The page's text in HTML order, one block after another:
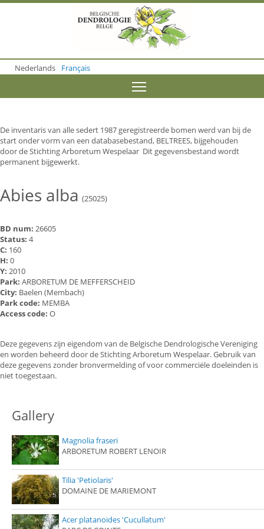
o
m
o
n
t
e
n
Nederlands Français
De inventaris van alle sedert 1987 geregistreerde bomen werd van bij de
start onder vorm van een databasebestand, BELTREES, bijgehouden
door de Stichting Arboretum Wespelaar Dit gegevensbestand wordt
permanent bijgewerkt.
Abies alba (25025)
BD num: 26605
Status: 4
C: 160
H: 0
Y: 2010
Park: ARBORETUM DE MEFFERSCHEID
City: Baelen (Membach)
Park code: MEMBA
Access code: O
Deze gegevens zijn eigendom van de Belgische Dendrologische Vereniging
en worden beheerd door de Stichting Arboretum Wespelaar. Gebruik van
deze gegevens zonder bronvermelding of voor commerciële doeleinden is
niet toegestaan.
Gallery
Magnolia fraseri
ARBORETUM ROBERT LENOIR
Tilia 'Petiolaris'
DOMAINE DE MARIEMONT
Acer platanoides 'Cucullatum'